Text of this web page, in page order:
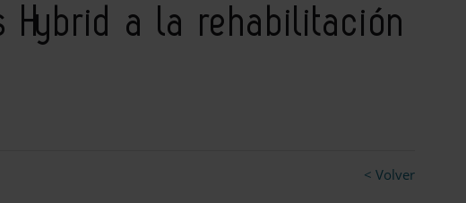
Hybrid a la rehabilitación
< Volver